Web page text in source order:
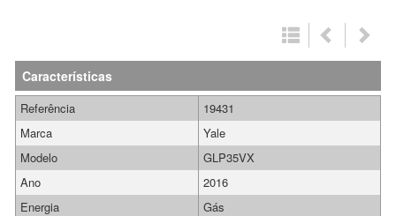
Características
Referência
19431
Marca
Yale
Modelo
GLP35VX
Ano
2016
Energia
Gás